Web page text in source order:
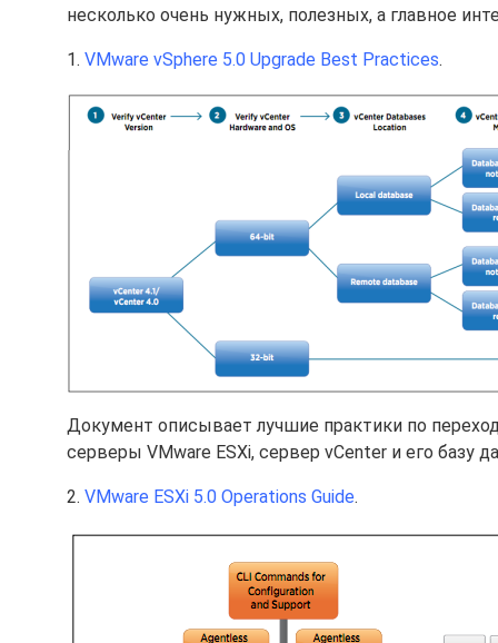
несколько очень нужных, полезных, а главное
1. VMware vSphere 5.0 Upgrade Best Practices.
Документ описывает лучшие практики по
серверы VMware ESXi, сервер vCenter и его базу
2. VMware ESXi 5.0 Operations Guide.